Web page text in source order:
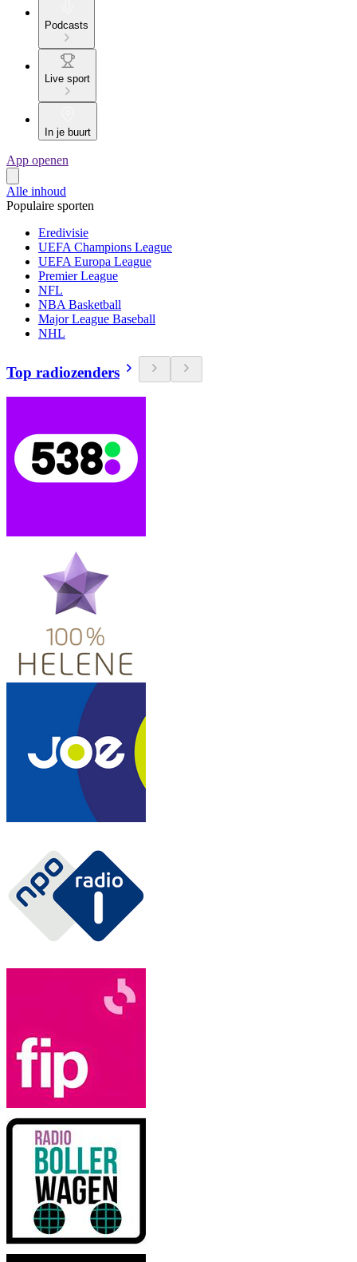
Podcasts
Live sport
In je buurt
App openen
Alle inhoud
Populaire sporten
Eredivisie
UEFA Champions League
UEFA Europa League
Premier League
NFL
NBA Basketball
Major League Baseball
NHL
Top radiozenders